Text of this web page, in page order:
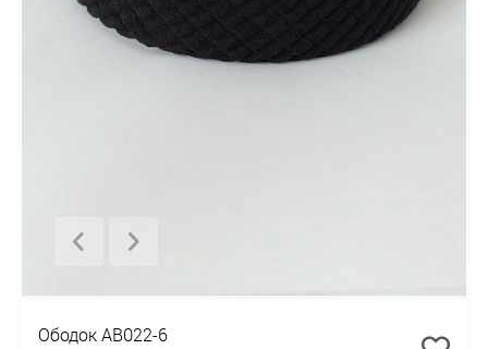
Ободок AB022-6